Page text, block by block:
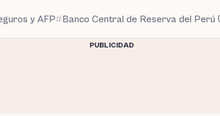
y AFP Banco Central de Reserva del Perú
PUBLICIDAD